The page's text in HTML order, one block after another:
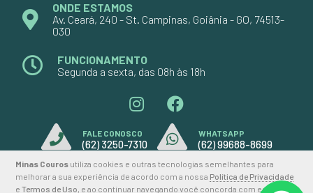
Minas Couros utiliza cookies e outras tecnologias semelhantes para
melhorar a sua experiência de acordo com a nossa Política de Privacidade
e Termos de Uso, e ao continuar navegando você concorda com estas
ONDE ESTAMOS
Av. Ceará, 240 - St. Campinas, Goiânia - GO, 74513-
030
FUNCIONAMENTO
Segunda a sexta, das 08h às 18h
FALE CONOSCO
(62) 3250-7310
WHATSAPP
(62) 99688-8699